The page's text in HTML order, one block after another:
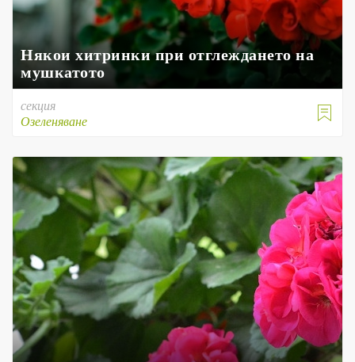
Някои хитринки при отглеждането на
мушкатото

секция
Озеленяване